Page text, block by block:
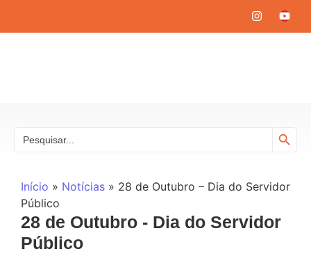
for:
Início » Notícias » 28 de Outubro – Dia do Servidor
Público
28 de Outubro - Dia do Servidor
Público